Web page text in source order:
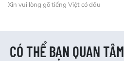
Xin vui lòng gõ tiếng Việt có dấu
CÓ THỂ BẠN QUAN TÂM